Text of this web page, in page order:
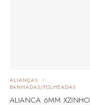
ALIANÇAS
BANHADAS/FOLHEADAS
ALIANCA 6MM XZINHO